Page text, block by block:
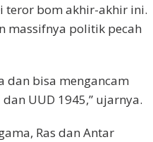
teror bom akhir-akhir ini.
massifnya politik pecah
dan bisa mengancam
UUD 1945,” ujarnya.
Ras dan Antar